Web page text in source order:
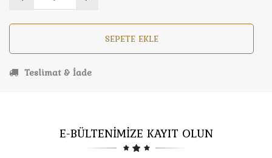
SEPETE EKLE
Teslimat & İade
E-BÜLTENİMİZE KAYIT OLUN